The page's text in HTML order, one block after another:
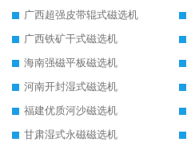
广西超强皮带辊式磁选机
广西铁矿干式磁选机
海南强磁平板磁选机
河南开封湿式磁选机
福建优质河沙磁选机
甘肃湿式永磁磁选机